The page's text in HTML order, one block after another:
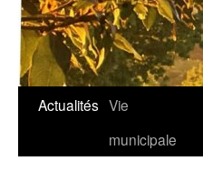
Aller
Actualités Vie
municipale